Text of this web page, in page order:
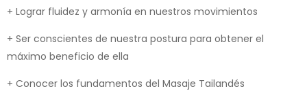
+ Lograr fluidez y armonía en nuestros movimientos
+ Ser conscientes de nuestra postura para obtener el
máximo beneficio de ella
+ Conocer los fundamentos del Masaje Tailandés